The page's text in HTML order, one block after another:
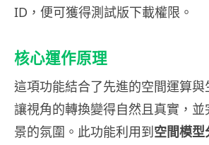
ID，便可獲得測試版下載權限。
核心運作原理
這項功能結合了先進的空間運算與
讓視角的轉換變得自然且真實，
景的氛圍。此功能利用到 空間模型